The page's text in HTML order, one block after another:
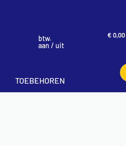
btw.
aan / uit
€0,00
TOEBEHOREN